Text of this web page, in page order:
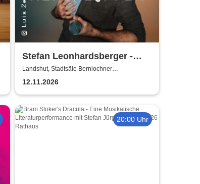
Stefan Leonhardsberger -
Herzklopfen
Landshut, Stadtsäle Bernlochner
Redoutensaal
12.11.2026
20:00 Uhr